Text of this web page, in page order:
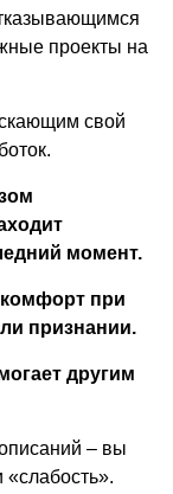
проекты на
свой
момент.
при
признании.
другим
– вы